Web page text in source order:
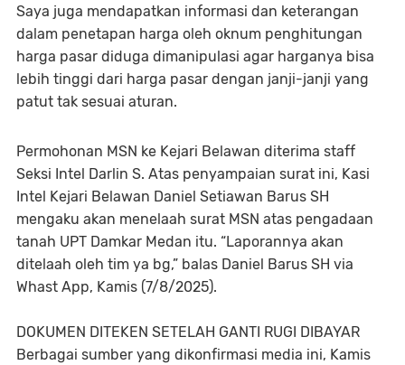
Saya juga mendapatkan informasi dan keterangan
dalam penetapan harga oleh oknum penghitungan
harga pasar diduga dimanipulasi agar harganya bisa
lebih tinggi dari harga pasar dengan janji-janji yang
patut tak sesuai aturan.
Permohonan MSN ke Kejari Belawan diterima staff
Seksi Intel Darlin S. Atas penyampaian surat ini, Kasi
Intel Kejari Belawan Daniel Setiawan Barus SH
mengaku akan menelaah surat MSN atas pengadaan
tanah UPT Damkar Medan itu. “Laporannya akan
ditelaah oleh tim ya bg,” balas Daniel Barus SH via
Whast App, Kamis (7/8/2025).
DOKUMEN DITEKEN SETELAH GANTI RUGI DIBAYAR
Berbagai sumber yang dikonfirmasi media ini, Kamis